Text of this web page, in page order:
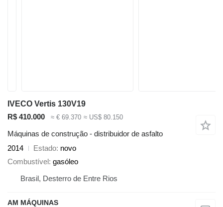
IVECO Vertis 130V19
R$ 410.000
≈ € 69.370 ≈ US$ 80.150
Máquinas de construção - distribuidor de asfalto
2014
Estado novo
Combustível gasóleo
Brasil, Desterro de Entre Rios
AM MÁQUINAS